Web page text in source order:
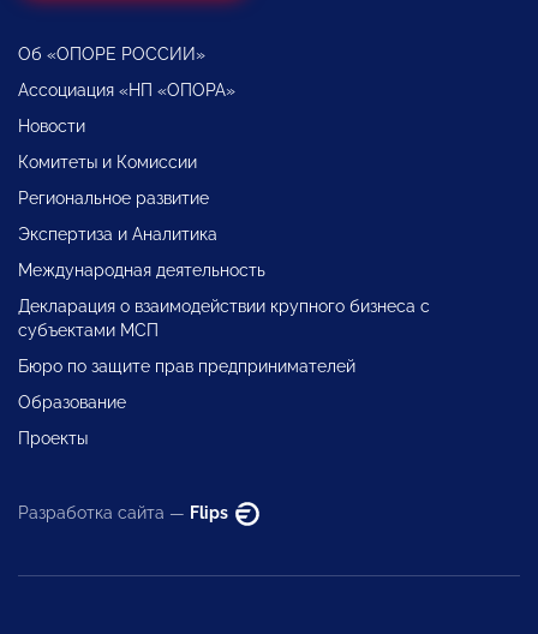
Об «ОПОРЕ РОССИИ»
Ассоциация «НП «ОПОРА»
Новости
Комитеты и Комиссии
Региональное развитие
Экспертиза и Аналитика
Международная деятельность
Декларация о взаимодействии крупного бизнеса с
субъектами МСП
Бюро по защите прав предпринимателей
Образование
Проекты
Разработка сайта — Flips